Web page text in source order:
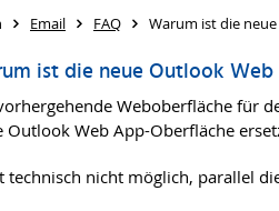
Email FAQ Warum ist die
ist die neue Outlook
Weboberfläche für
Outlook Web App-Oberfläche
technisch nicht möglich, parallel